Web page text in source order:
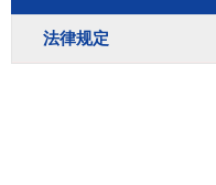
法律规定